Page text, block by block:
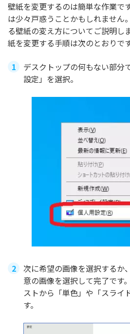
壁紙を変更するのは簡単な作業で
は少々戸惑うことかもしれません
る壁紙の変え方についてご説明し
紙を変更する手順は次のとおりです
デスクトップの何もない部分
設定」を選択。
次に希望の画像を選択するか
意の画像を選択して完了です
ストから「単色」や「スライ
す。